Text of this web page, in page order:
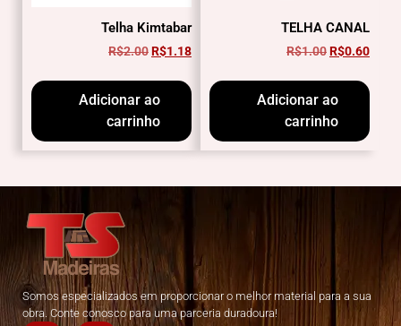
Telha Kimtabar
R$2.00R$1.18
Adicionar ao
carrinho
TELHA CANAL
R$1.00R$0.60
Adicionar ao
carrinho
Somos especializados em proporcionar o melhor material para a sua
obra. Conte conosco para uma parceria duradoura!